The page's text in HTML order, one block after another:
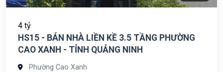
4 tỷ
HS15 - BÁN NHÀ LIỀN KỀ 3.5 TẦNG PHƯỜNG
CAO XANH - TỈNH QUẢNG NINH
Phường Cao Xanh